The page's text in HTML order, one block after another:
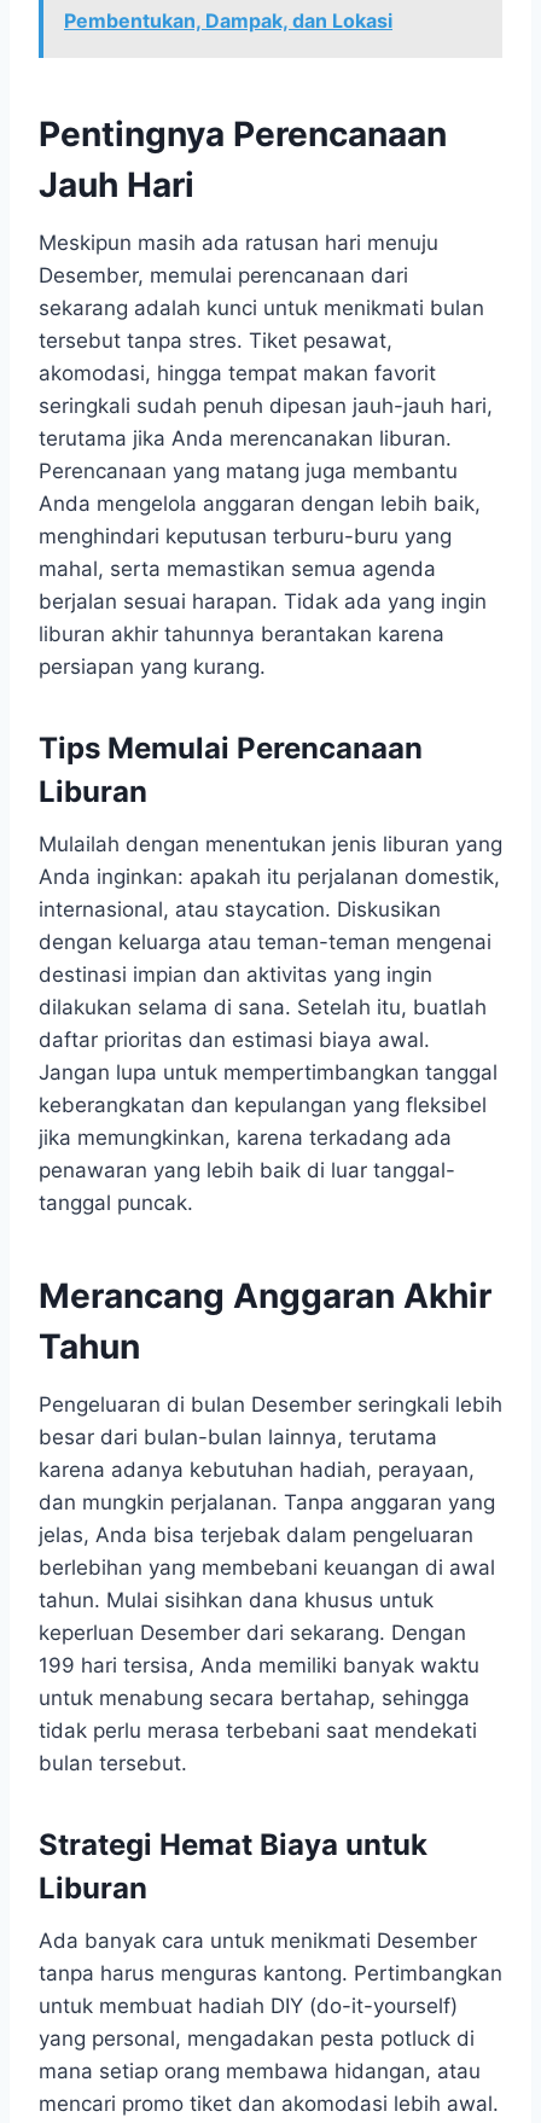
Pembentukan, Dampak, dan Lokasi
Pentingnya Perencanaan
Jauh Hari
Meskipun masih ada ratusan hari menuju
Desember, memulai perencanaan dari
sekarang adalah kunci untuk menikmati bulan
tersebut tanpa stres. Tiket pesawat,
akomodasi, hingga tempat makan favorit
seringkali sudah penuh dipesan jauh-jauh hari,
terutama jika Anda merencanakan liburan.
Perencanaan yang matang juga membantu
Anda mengelola anggaran dengan lebih baik,
menghindari keputusan terburu-buru yang
mahal, serta memastikan semua agenda
berjalan sesuai harapan. Tidak ada yang ingin
liburan akhir tahunnya berantakan karena
persiapan yang kurang.
Tips Memulai Perencanaan
Liburan
Mulailah dengan menentukan jenis liburan yang
Anda inginkan: apakah itu perjalanan domestik,
internasional, atau staycation. Diskusikan
dengan keluarga atau teman-teman mengenai
destinasi impian dan aktivitas yang ingin
dilakukan selama di sana. Setelah itu, buatlah
daftar prioritas dan estimasi biaya awal.
Jangan lupa untuk mempertimbangkan tanggal
keberangkatan dan kepulangan yang fleksibel
jika memungkinkan, karena terkadang ada
penawaran yang lebih baik di luar tanggal-
tanggal puncak.
Merancang Anggaran Akhir
Tahun
Pengeluaran di bulan Desember seringkali lebih
besar dari bulan-bulan lainnya, terutama
karena adanya kebutuhan hadiah, perayaan,
dan mungkin perjalanan. Tanpa anggaran yang
jelas, Anda bisa terjebak dalam pengeluaran
berlebihan yang membebani keuangan di awal
tahun. Mulai sisihkan dana khusus untuk
keperluan Desember dari sekarang. Dengan
199 hari tersisa, Anda memiliki banyak waktu
untuk menabung secara bertahap, sehingga
tidak perlu merasa terbebani saat mendekati
bulan tersebut.
Strategi Hemat Biaya untuk
Liburan
Ada banyak cara untuk menikmati Desember
tanpa harus menguras kantong. Pertimbangkan
untuk membuat hadiah DIY (do-it-yourself)
yang personal, mengadakan pesta potluck di
mana setiap orang membawa hidangan, atau
mencari promo tiket dan akomodasi lebih awal.